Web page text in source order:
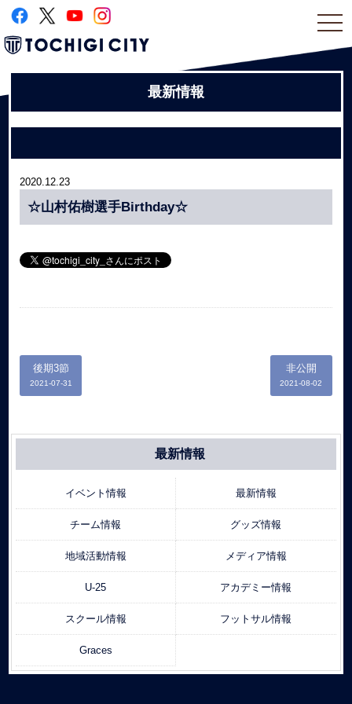
最新情報
2020.12.23
☆山村佑樹選手Birthday☆
後期3節
2021-07-31
非公開
2021-08-02
最新情報
イベント情報 最新情報
チーム情報 グッズ情報
地域活動情報 メディア情報
U-25 アカデミー情報
スクール情報 フットサル情報
Graces